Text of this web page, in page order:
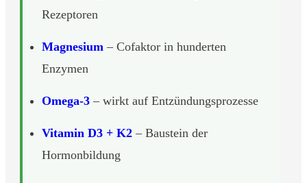
Rezeptoren
Magnesium – Cofaktor in hunderten
Enzymen
Omega-3 – wirkt auf Entzündungsprozesse
Vitamin D3 + K2 – Baustein der
Hormonbildung